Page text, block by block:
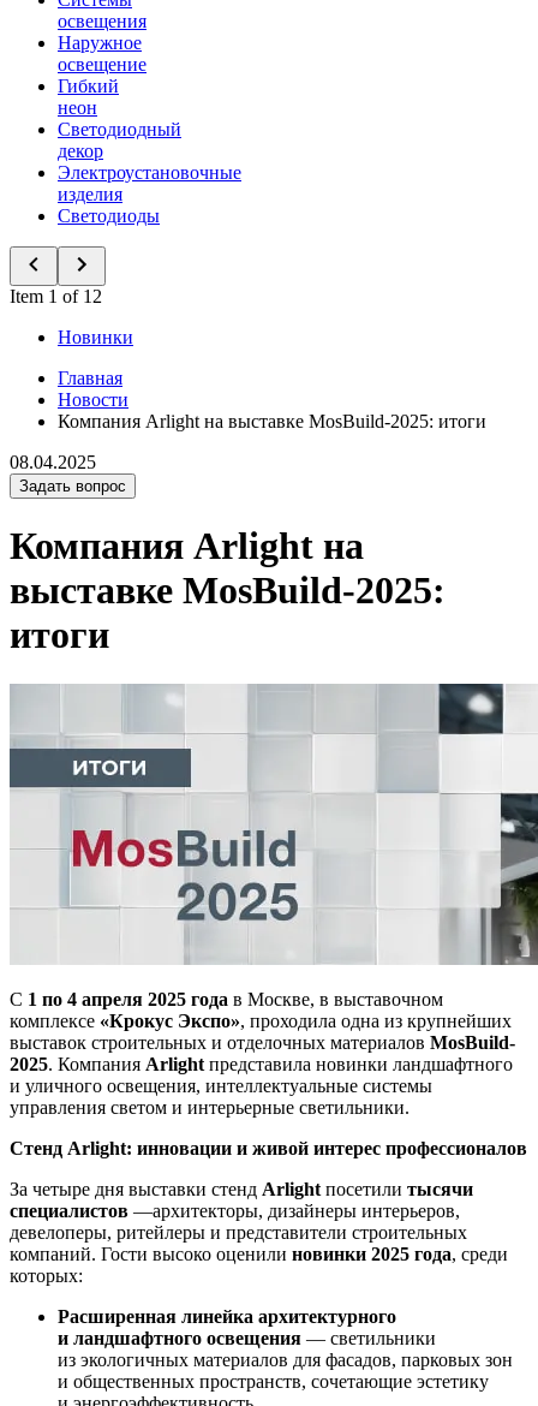
освещения
Наружное
освещение
Гибкий
неон
Светодиодный
декор
Электроустановочные
изделия
Светодиоды
Item 1 of 12
Новинки
Главная
Новости
Компания Arlight на выставке MosBuild-2025: итоги
08.04.2025
Задать вопрос
Компания Arlight на
выставке MosBuild-2025:
итоги
С 1 по 4 апреля 2025 года в Москве, в выставочном
комплексе «Крокус Экспо», проходила одна из крупнейших
выставок строительных и отделочных материалов MosBuild-
2025. Компания Arlight представила новинки ландшафтного
и уличного освещения, интеллектуальные системы
управления светом и интерьерные светильники.
Стенд Arlight: инновации и живой интерес профессионалов
За четыре дня выставки стенд Arlight посетили тысячи
специалистов —архитекторы, дизайнеры интерьеров,
девелоперы, ритейлеры и представители строительных
компаний. Гости высоко оценили новинки 2025 года, среди
которых:
Расширенная линейка архитектурного
и ландшафтного освещения — светильники
из экологичных материалов для фасадов, парковых зон
и общественных пространств, сочетающие эстетику